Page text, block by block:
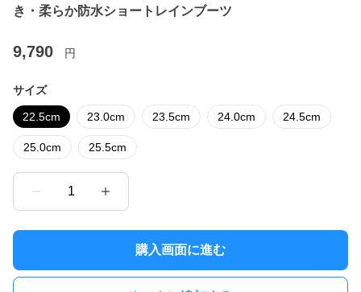
き・柔らか防水ショートレインブーツ
9,790 円
サイズ
22.5cm 23.0cm 23.5cm 24.0cm 24.5cm
25.0cm 25.5cm
1
購入画面に進む